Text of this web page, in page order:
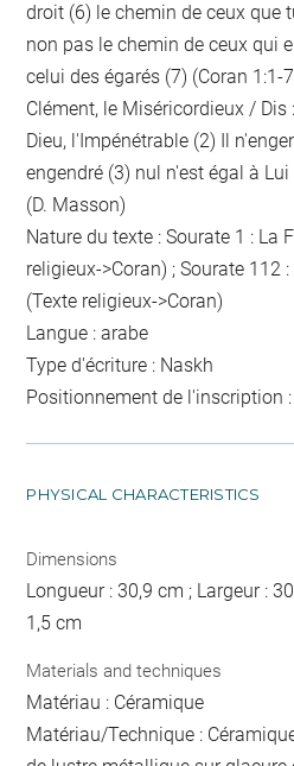
droit (6) le chemin de ceux que
non pas le chemin de ceux qui
celui des égarés (7) (Coran 1:1-
Clément, le Miséricordieux / Dis
Dieu, l'Impénétrable (2) Il
engendré (3) nul n'est égal à
(D. Masson)
Nature du texte : Sourate 1 : La
religieux->Coran) ; Sourate 112
(Texte religieux->Coran)
Langue : arabe
Type d'écriture : Naskh
Positionnement de l'inscription
PHYSICAL CHARACTERISTICS
Dimensions
Longueur : 30,9 cm ; Largeur :
1,5 cm
Materials and techniques
Matériau : Céramique
Matériau/Technique :